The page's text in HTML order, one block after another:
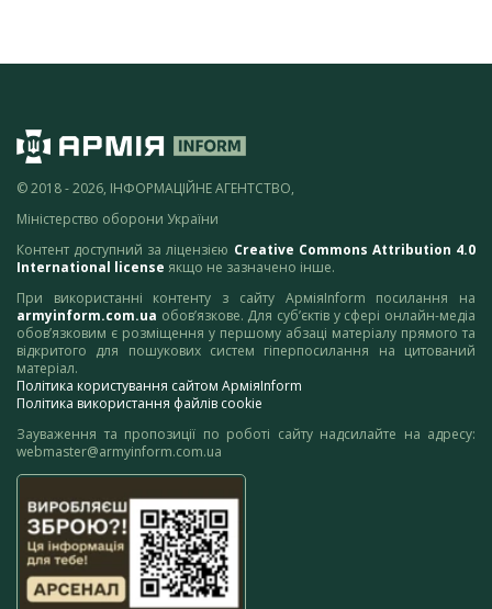
© 2018 - 2026, ІНФОРМАЦІЙНЕ АГЕНТСТВО,
Міністерство оборони України
Контент доступний за ліцензією Creative Commons Attribution 4.0
International license якщо не зазначено інше.
При використанні контенту з сайту АрміяInform посилання на
armyinform.com.ua обов’язкове. Для суб’єктів у сфері онлайн-медіа
обов’язковим є розміщення у першому абзаці матеріалу прямого та
відкритого для пошукових систем гіперпосилання на цитований
матеріал.
Політика користування сайтом АрміяInform
Політика використання файлів cookie
Зауваження та пропозиції по роботі сайту надсилайте на адресу:
webmaster@armyinform.com.ua